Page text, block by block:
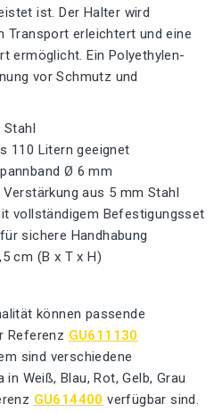
ist. Der Halter wird
Transport erleichtert und eine
ermöglicht. Ein Polyethylen-
vor Schmutz und
110 Litern geeignet
Ø 6 mm
aus 5 mm Stahl
vollständigem Befestigungsset
sichere Handhabung
cm (B x T x H)
können passende
Referenz GU611130
sind verschiedene
Weiß, Blau, Rot, Gelb, Grau
GU614400 verfügbar sind.